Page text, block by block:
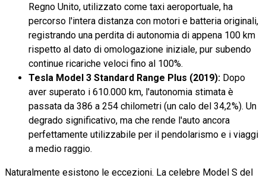
Regno Unito, utilizzato come taxi aeroportuale, ha
percorso l'intera distanza con motori e batteria originali,
registrando una perdita di autonomia di appena 100 km
rispetto al dato di omologazione iniziale, pur subendo
continue ricariche veloci fino al 100%.
Tesla Model 3 Standard Range Plus (2019): Dopo
aver superato i 610.000 km, l'autonomia stimata è
passata da 386 a 254 chilometri (un calo del 34,2%). Un
degrado significativo, ma che rende l'auto ancora
perfettamente utilizzabile per il pendolarismo e i viaggi
a medio raggio.
Naturalmente esistono le eccezioni. La celebre Model S del